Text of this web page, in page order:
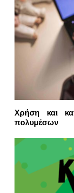
Χρήση και
πολυμέσων